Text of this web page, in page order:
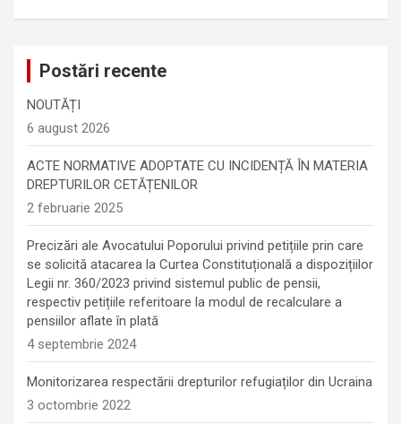
Postări recente
NOUTĂȚI
6 august 2026
ACTE NORMATIVE ADOPTATE CU INCIDENȚĂ ÎN MATERIA
DREPTURILOR CETĂȚENILOR
2 februarie 2025
Precizări ale Avocatului Poporului privind petițiile prin care
se solicită atacarea la Curtea Constituțională a dispozițiilor
Legii nr. 360/2023 privind sistemul public de pensii,
respectiv petițiile referitoare la modul de recalculare a
pensiilor aflate în plată
4 septembrie 2024
Monitorizarea respectării drepturilor refugiaților din Ucraina
3 octombrie 2022